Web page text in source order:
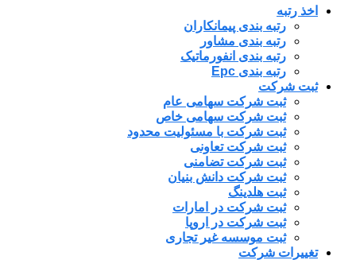
اخذ رتبه
رتبه بندی پیمانکاران
رتبه بندی مشاور
رتبه بندی انفورماتیک
رتبه بندی Epc
ثبت شرکت
ثبت شرکت سهامی عام
ثبت شرکت سهامی خاص
ثبت شرکت با مسئولیت محدود
ثبت شرکت تعاونی
ثبت شرکت تضامنی
ثبت شرکت دانش بنیان
ثبت هلدینگ
ثبت شرکت در امارات
ثبت شرکت در اروپا
ثبت موسسه غیر تجاری
تغییرات شرکت